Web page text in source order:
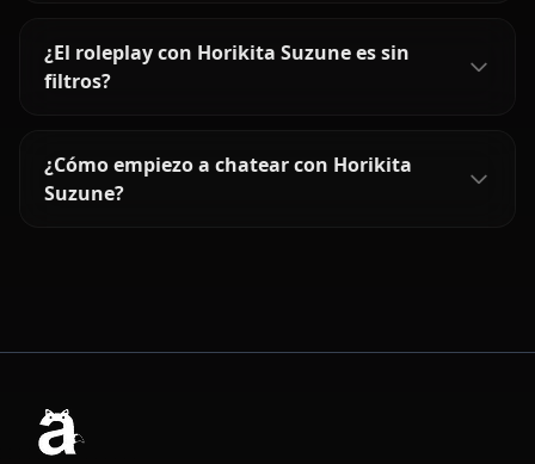
¿El roleplay con Horikita Suzune es sin
filtros?
¿Cómo empiezo a chatear con Horikita
Suzune?